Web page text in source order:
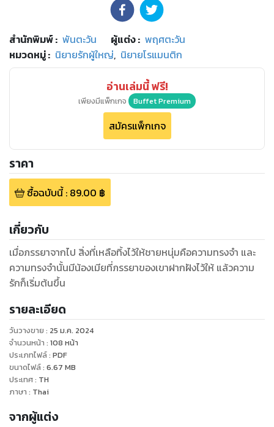
สำนักพิมพ์: พันตะวัน ผู้แต่ง : พฤศตะวัน
หมวดหมู่: นิยายรักผู้ใหญ่, นิยายโรแมนติก
อ่านเล่มนี้ ฟรี!
เพียงมีแพ็กเกจ Buffet Premium
สมัครแพ็กเกจ
ราคา
ซื้อฉบับนี้: 89.00 ฿
เกี่ยวกับ
เมื่อภรรยาจากไป สิ่งที่เหลือทิ้งไว้ให้ชายหนุ่มคือความทรงจำ และ
ความทรงจำนั้นมีน้องเมียที่ภรรยาของเขาฝากฝังไว้ให้ แล้วความ
รักก็เริ่มต้นขึ้น
รายละเอียด
วันวางขาย : 25 ม.ค. 2024
จำนวนหน้า : 108 หน้า
ประเภทไฟล์: PDF
ขนาดไฟล์: 6.67 MB
ประเทศ: TH
ภาษา : Thai
จากผู้แต่ง